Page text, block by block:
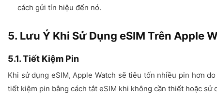
cách gửi tín hiệu đến nó.
5. Lưu Ý Khi Sử Dụng eSIM Trên Apple
5.1. Tiết Kiệm Pin
Khi sử dụng eSIM, Apple Watch sẽ tiêu tốn nhiều pin hơn
tiết kiệm pin bằng cách tắt eSIM khi không cần thiết hoặc sử